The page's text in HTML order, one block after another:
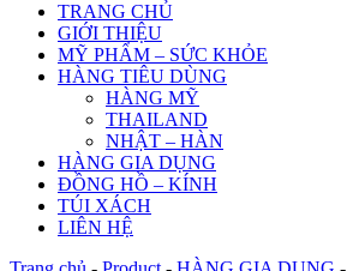
TRANG CHỦ
GIỚI THIỆU
MỸ PHẨM – SỨC KHỎE
HÀNG TIÊU DÙNG
HÀNG MỸ
THAILAND
NHẬT – HÀN
HÀNG GIA DỤNG
ĐỒNG HỒ – KÍNH
TÚI XÁCH
LIÊN HỆ